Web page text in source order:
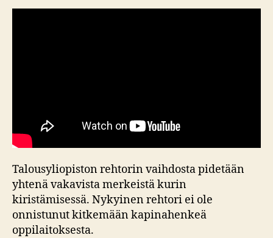
Talousyliopiston rehtorin vaihdosta pidetään
yhtenä vakavista merkeistä kurin
kiristämisessä. Nykyinen rehtori ei ole
onnistunut kitkemään kapinahenkeä
oppilaitoksesta.